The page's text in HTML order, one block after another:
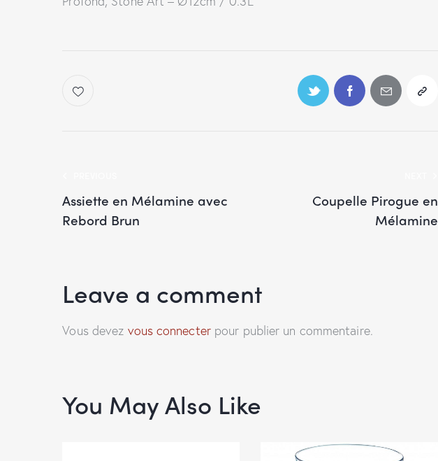
Assiette en Mélamine avec
Rebord Brun
Coupelle Pirogue en
Mélamine
Leave a comment
Vous devez vous connecterpour publier un commentaire.
You May Also Like